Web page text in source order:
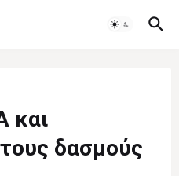
και
δασμούς